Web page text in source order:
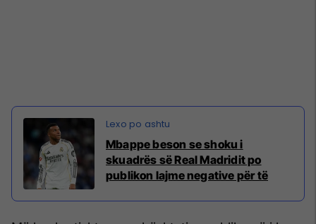
Mbappe beson se shoku i
skuadrës së Real Madridit po
publikon lajme negative për të